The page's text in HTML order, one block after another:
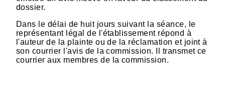
dossier.
Dans le délai de huit jours suivant la séance, le
représentant légal de l'établissement répond à
l'auteur de la plainte ou de la réclamation et joint à
son courrier l'avis de la commission. Il transmet ce
courrier aux membres de la commission.